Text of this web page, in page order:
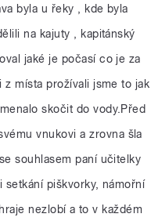
byla u řeky , kde byla
na kajuty , kapitánský
jaké je počasí co je za
z místa prožívali jsme to jak
skočit do vody.Před
vnukovi a zrovna šla
souhlasem paní učitelky
setkání piškvorky, námořní
nezlobí a to v každém